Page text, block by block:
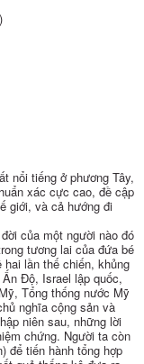
nổi tiếng ở phương Tây,
xác cực cao, đề cập
giới, và cả hướng đi
của một người nào đó
tương lai của đứa bé
lần thế chiến, khủng
Độ, Israel lập quốc,
Tổng thống nước Mỹ
nghĩa cộng sản và
niên sau, những lời
chứng. Người ta còn
để tiến hành tổng hợp